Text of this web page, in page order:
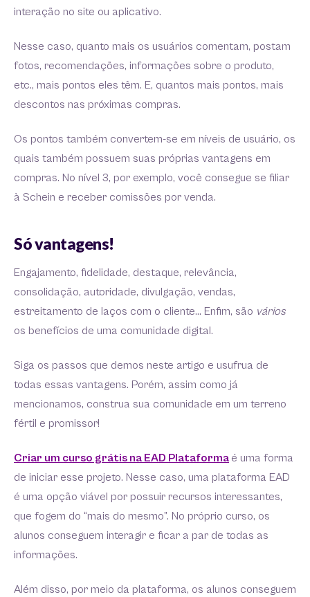
interação no site ou aplicativo.
Nesse caso, quanto mais os usuários comentam, postam
fotos, recomendações, informações sobre o produto,
etc., mais pontos eles têm. E, quantos mais pontos, mais
descontos nas próximas compras.
Os pontos também convertem-se em níveis de usuário, os
quais também possuem suas próprias vantagens em
compras. No nível 3, por exemplo, você consegue se filiar
à Schein e receber comissões por venda.
Só vantagens!
Engajamento, fidelidade, destaque, relevância,
consolidação, autoridade, divulgação, vendas,
estreitamento de laços com o cliente… Enfim, são vários
os benefícios de uma comunidade digital.
Siga os passos que demos neste artigo e usufrua de
todas essas vantagens. Porém, assim como já
mencionamos, construa sua comunidade em um terreno
fértil e promissor!
Criar um curso grátis na EAD Plataforma é uma forma
de iniciar esse projeto. Nesse caso, uma plataforma EAD
é uma opção viável por possuir recursos interessantes,
que fogem do “mais do mesmo”. No próprio curso, os
alunos conseguem interagir e ficar a par de todas as
informações.
Além disso, por meio da plataforma, os alunos conseguem